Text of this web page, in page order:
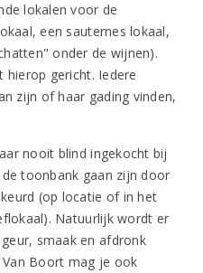
lokalen voor de
een sauternes lokaal,
onder de wijnen).
hierop gericht. Iedere
zijn of haar gading vinden,
nooit blind ingekocht bij
toonbank gaan zijn door
(op locatie of in het
Natuurlijk wordt er
smaak en afdronk
Boort mag je ook